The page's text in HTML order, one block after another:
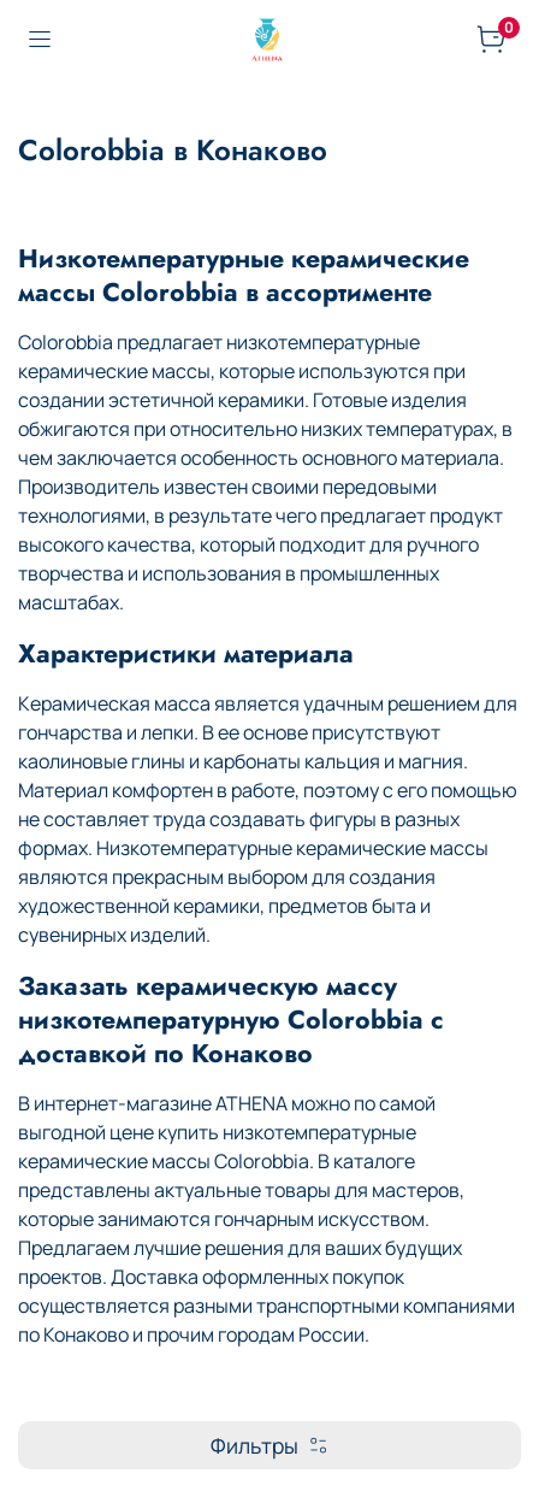
0
Colorobbia в Конаково
Низкотемпературные керамические
массы Colorobbia в ассортименте
Colorobbia предлагает низкотемпературные
керамические массы, которые используются при
создании эстетичной керамики. Готовые изделия
обжигаются при относительно низких температурах, в
чем заключается особенность основного материала.
Производитель известен своими передовыми
технологиями, в результате чего предлагает продукт
высокого качества, который подходит для ручного
творчества и использования в промышленных
масштабах.
Характеристики материала
Керамическая масса является удачным решением для
гончарства и лепки. В ее основе присутствуют
каолиновые глины и карбонаты кальция и магния.
Материал комфортен в работе, поэтому с его помощью
не составляет труда создавать фигуры в разных
формах. Низкотемпературные керамические массы
являются прекрасным выбором для создания
художественной керамики, предметов быта и
сувенирных изделий.
Заказать керамическую массу
низкотемпературную Colorobbia с
доставкой по Конаково
В интернет-магазине ATHENA можно по самой
выгодной цене купить низкотемпературные
керамические массы Colorobbia. В каталоге
представлены актуальные товары для мастеров,
которые занимаются гончарным искусством.
Предлагаем лучшие решения для ваших будущих
проектов. Доставка оформленных покупок
осуществляется разными транспортными компаниями
по Конаково и прочим городам России.
Фильтры